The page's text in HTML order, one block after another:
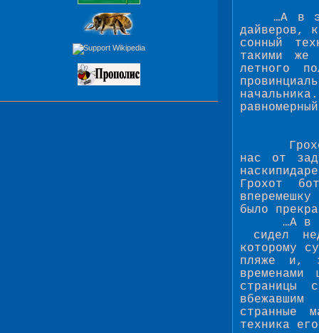
…А в
дайверов,
сонный
такими же
летного
нас от
Грохот
было
…А в
сидел
которому
пляже и,
временами
страницы
странные
техника